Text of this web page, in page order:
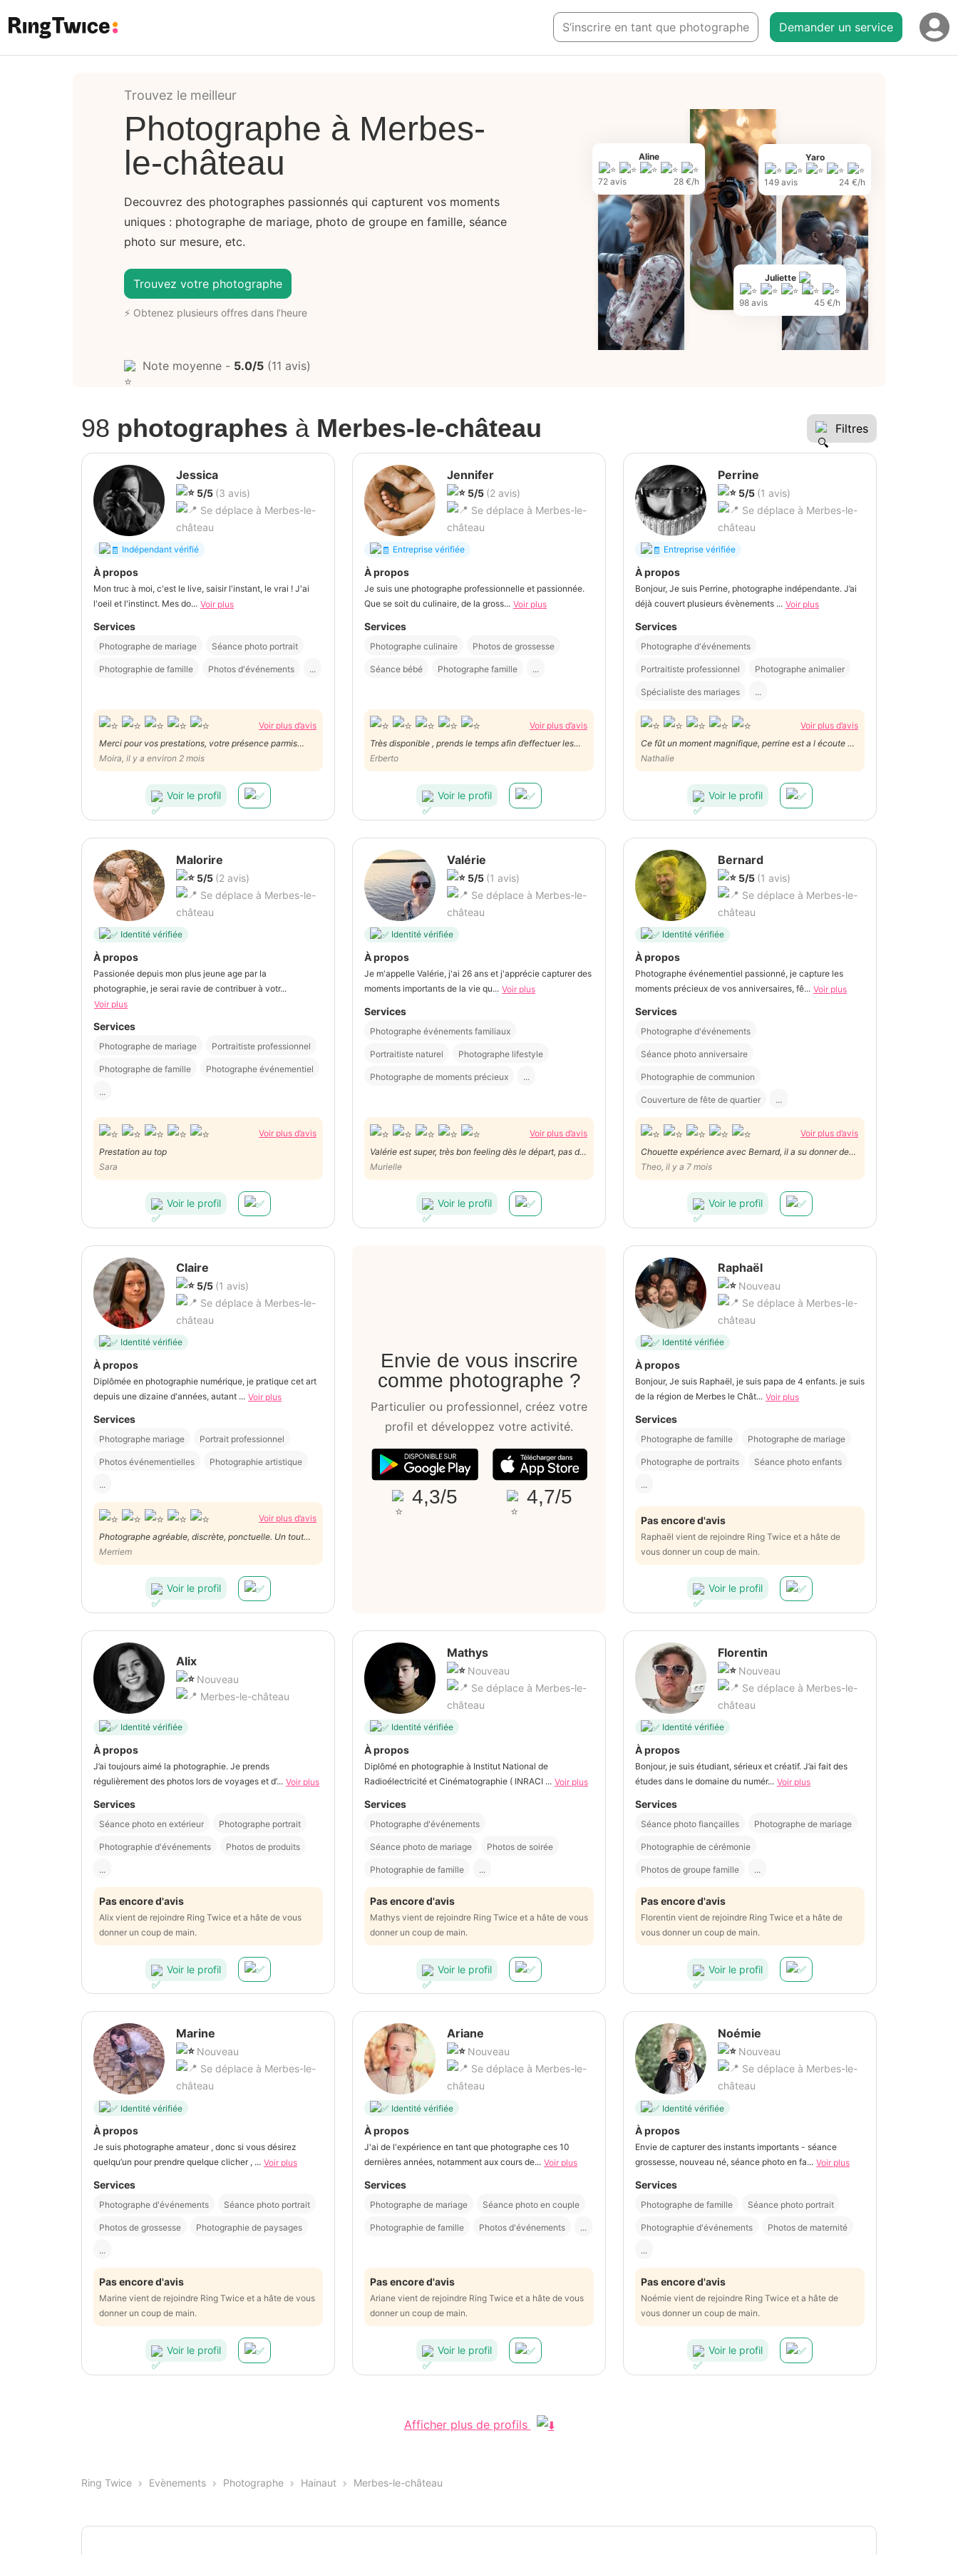
S’inscrire en tant que photographe Demander un service
Aline
72 avis 28 €/h
Juliette
98 avis 45 €/h
Yaro
149 avis 24 €/h
Trouvez le meilleur
Photographe à Merbes-
le-château
Decouvrez des photographes passionnés qui capturent vos moments
uniques : photographe de mariage, photo de groupe en famille, séance
photo sur mesure, etc.
Trouvez votre photographe
⚡ Obtenez plusieurs offres dans l’heure
Note moyenne - 5.0/5 (11 avis)
98 photographes à Merbes-le-château Filtres
Jessica
5/5 (3 avis)
Se déplace à Merbes-le-
château
Indépendant vérifié
À propos
Mon truc à moi, c'est le live, saisir l'instant, le vrai ! J'ai
l'oeil et l'instinct. Mes do... Voir plus
Services
Photographe de mariage Séance photo portrait
Photographie de famille Photos d'événements ...
Voir plus d’avis
Merci pour vos prestations, votre présence parmis
nous, du maquillage au photos dans la communes de
fosses. Dans votre investiment dans la préparation.
Les filles et la futurs mariée vous remercie de votre
disponibilité et de votre bienveillance.
Moira, il y a environ 2 mois
Voir le profil
Jennifer
5/5 (2 avis)
Se déplace à Merbes-le-
château
Entreprise vérifiée
À propos
Je suis une photographe professionnelle et passionnée.
Que se soit du culinaire, de la gross... Voir plus
Services
Photographe culinaire Photos de grossesse
Séance bébé Photographe famille ...
Voir plus d’avis
Très disponible , prends le temps afin d’effectuer les
meilleures poses. Ravi de la prestation. Merci!
Erberto
Voir le profil
Perrine
5/5 (1 avis)
Se déplace à Merbes-le-
château
Entreprise vérifiée
À propos
Bonjour, Je suis Perrine, photographe indépendante. J’ai
déjà couvert plusieurs évènements ... Voir plus
Services
Photographe d'événements
Portraitiste professionnel Photographe animalier
Spécialiste des mariages ...
Voir plus d’avis
Ce fût un moment magnifique, perrine est a l écoute de
nos demandes, elle a pris vraiment son temps pour qu
on puisse passer un super moment en famille, je la
recommande à 200 pour 100, merci pour ce bel après-
Nathalie
Voir le profil
Malorire
5/5 (2 avis)
Se déplace à Merbes-le-
château
Identité vérifiée
À propos
Passionée depuis mon plus jeune age par la
photographie, je serai ravie de contribuer à votr...
Voir plus
Services
Photographe de mariage Portraitiste professionnel
Photographe de famille Photographe événementiel
...
Voir plus d’avis
Prestation au top
Sara
Voir le profil
Valérie
5/5 (1 avis)
Se déplace à Merbes-le-
château
Identité vérifiée
À propos
Je m'appelle Valérie, j'ai 26 ans et j'apprécie capturer des
moments importants de la vie qu... Voir plus
Services
Photographe événements familiaux
Portraitiste naturel Photographe lifestyle
Photographe de moments précieux ...
Voir plus d’avis
Valérie est super, très bon feeling dès le départ, pas de
gène ni de timidité, elle fait de très belles photos dont
j'ai pu voir un aperçu, j'ai hâte de voir les autres ,
timide de nature, j'ai osé le maillot de bain!!! Le prix
super correct.
Murielle
Voir le profil
Bernard
5/5 (1 avis)
Se déplace à Merbes-le-
château
Identité vérifiée
À propos
Photographe événementiel passionné, je capture les
moments précieux de vos anniversaires, fê... Voir plus
Services
Photographe d'événements
Séance photo anniversaire
Photographie de communion
Couverture de fête de quartier ...
Voir plus d’avis
Chouette expérience avec Bernard, il a su donner des
conseils ect. Très gentil et professionnel ! Je
recommande
Theo, il y a 7 mois
Voir le profil
Claire
5/5 (1 avis)
Se déplace à Merbes-le-
château
Identité vérifiée
À propos
Diplômée en photographie numérique, je pratique cet art
depuis une dizaine d'années, autant ... Voir plus
Services
Photographe mariage Portrait professionnel
Photos événementielles Photographie artistique
...
Voir plus d’avis
Photographe agréable, discrète, ponctuelle. Un tout
grand merci ☺️
Merriem
Voir le profil
Envie de vous inscrire
comme photographe ?
Particulier ou professionnel, créez votre
profil et développez votre activité.
4,3/5 4,7/5
Raphaël
Nouveau
Se déplace à Merbes-le-
château
Identité vérifiée
À propos
Bonjour, Je suis Raphaël, je suis papa de 4 enfants. je suis
de la région de Merbes le Chât... Voir plus
Services
Photographe de famille Photographe de mariage
Photographe de portraits Séance photo enfants
...
Pas encore d'avis
Raphaël vient de rejoindre Ring Twice et a hâte de
vous donner un coup de main.
Voir le profil
Alix
Nouveau
Merbes-le-château
Identité vérifiée
À propos
J’ai toujours aimé la photographie. Je prends
régulièrement des photos lors de voyages et d’... Voir plus
Services
Séance photo en extérieur Photographe portrait
Photographie d'événements Photos de produits
...
Pas encore d'avis
Alix vient de rejoindre Ring Twice et a hâte de vous
donner un coup de main.
Voir le profil
Mathys
Nouveau
Se déplace à Merbes-le-
château
Identité vérifiée
À propos
Diplômé en photographie à Institut National de
Radioélectricité et Cinématographie ( INRACI ... Voir plus
Services
Photographe d'événements
Séance photo de mariage Photos de soirée
Photographie de famille ...
Pas encore d'avis
Mathys vient de rejoindre Ring Twice et a hâte de vous
donner un coup de main.
Voir le profil
Florentin
Nouveau
Se déplace à Merbes-le-
château
Identité vérifiée
À propos
Bonjour, je suis étudiant, sérieux et créatif. J’ai fait des
études dans le domaine du numér... Voir plus
Services
Séance photo fiançailles Photographe de mariage
Photographie de cérémonie
Photos de groupe famille ...
Pas encore d'avis
Florentin vient de rejoindre Ring Twice et a hâte de
vous donner un coup de main.
Voir le profil
Marine
Nouveau
Se déplace à Merbes-le-
château
Identité vérifiée
À propos
Je suis photographe amateur , donc si vous désirez
quelqu’un pour prendre quelque clicher , ... Voir plus
Services
Photographe d'événements Séance photo portrait
Photos de grossesse Photographie de paysages
...
Pas encore d'avis
Marine vient de rejoindre Ring Twice et a hâte de vous
donner un coup de main.
Voir le profil
Ariane
Nouveau
Se déplace à Merbes-le-
château
Identité vérifiée
À propos
J'ai de l'expérience en tant que photographe ces 10
dernières années, notamment aux cours de... Voir plus
Services
Photographe de mariage Séance photo en couple
Photographie de famille Photos d'événements ...
Pas encore d'avis
Ariane vient de rejoindre Ring Twice et a hâte de vous
donner un coup de main.
Voir le profil
Noémie
Nouveau
Se déplace à Merbes-le-
château
Identité vérifiée
À propos
Envie de capturer des instants importants - séance
grossesse, nouveau né, séance photo en fa... Voir plus
Services
Photographe de famille Séance photo portrait
Photographie d'événements Photos de maternité
...
Pas encore d'avis
Noémie vient de rejoindre Ring Twice et a hâte de
vous donner un coup de main.
Voir le profil
Afficher plus de profils
Ring Twice Evènements Photographe Hainaut Merbes-le-château